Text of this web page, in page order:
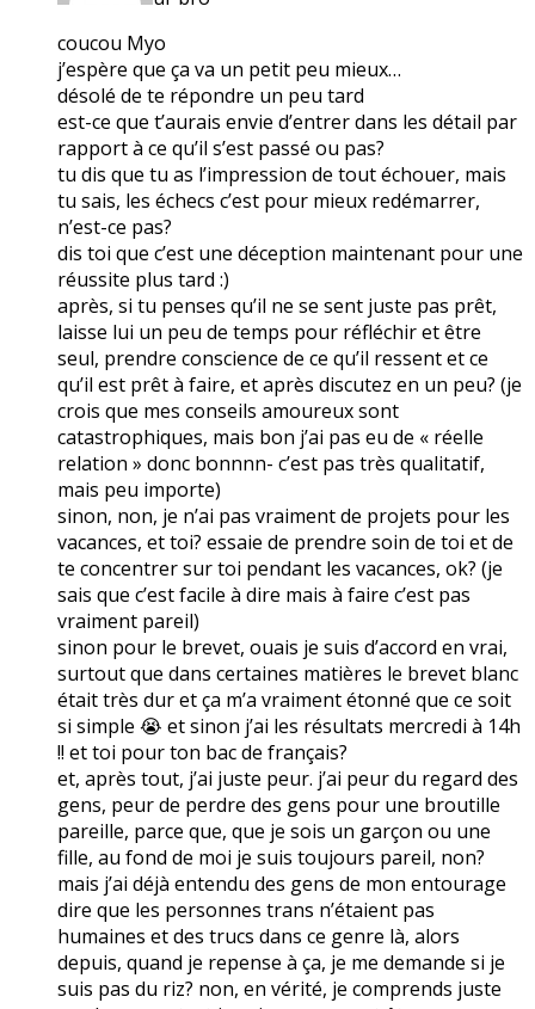
coucou Myo
j’espère que ça va un petit peu mieux…
désolé de te répondre un peu tard
est-ce que t’aurais envie d’entrer dans les détail par
rapport à ce qu’il s’est passé ou pas?
tu dis que tu as l’impression de tout échouer, mais
tu sais, les échecs c’est pour mieux redémarrer,
n’est-ce pas?
dis toi que c’est une déception maintenant pour une
réussite plus tard :)
après, si tu penses qu’il ne se sent juste pas prêt,
laisse lui un peu de temps pour réfléchir et être
seul, prendre conscience de ce qu’il ressent et ce
qu’il est prêt à faire, et après discutez en un peu? (je
crois que mes conseils amoureux sont
catastrophiques, mais bon j’ai pas eu de « réelle
relation » donc bonnnn- c’est pas très qualitatif,
mais peu importe)
sinon, non, je n’ai pas vraiment de projets pour les
vacances, et toi? essaie de prendre soin de toi et de
te concentrer sur toi pendant les vacances, ok? (je
sais que c’est facile à dire mais à faire c’est pas
vraiment pareil)
sinon pour le brevet, ouais je suis d’accord en vrai,
surtout que dans certaines matières le brevet blanc
était très dur et ça m’a vraiment étonné que ce soit
si simple 😭 et sinon j’ai les résultats mercredi à 14h
!! et toi pour ton bac de français?
et, après tout, j’ai juste peur. j’ai peur du regard des
gens, peur de perdre des gens pour une broutille
pareille, parce que, que je sois un garçon ou une
fille, au fond de moi je suis toujours pareil, non?
mais j’ai déjà entendu des gens de mon entourage
dire que les personnes trans n’étaient pas
humaines et des trucs dans ce genre là, alors
depuis, quand je repense à ça, je me demande si je
suis pas du riz? non, en vérité, je comprends juste